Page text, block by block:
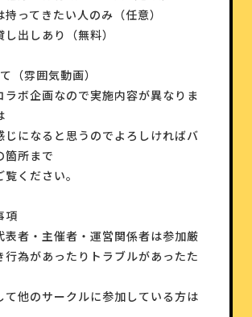
持ってきたい人のみ（任意）
し出しあり（無料）
（雰囲気動画）
ラボ企画なので実施内容が異なりま
じになると思うのでよろしければバ
箇所まで
ください。
項
表者・主催者・運営関係者は参加厳
行為があったりトラブルがあったた
て他のサークルに参加している方は